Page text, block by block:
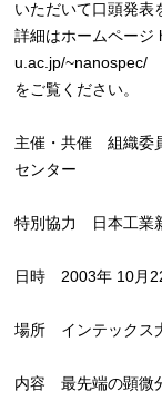
いただいて口頭発表
詳細はホームページ
u.ac.jp/~nanospec/
をご覧ください。
主催・共催 組織委
センター
特別協力 日本工業
日時 2003年 10月
場所 インテックス
内容 最先端の顕微